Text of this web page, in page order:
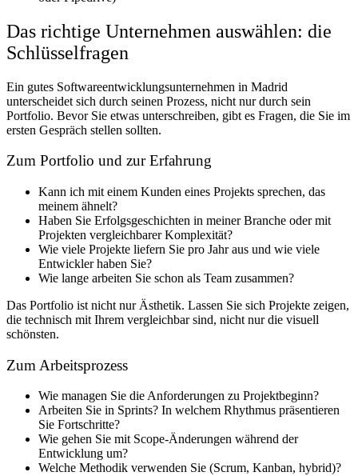
Das richtige Unternehmen auswählen: die
Schlüsselfragen
Ein gutes Softwareentwicklungsunternehmen in Madrid
unterscheidet sich durch seinen Prozess, nicht nur durch sein
Portfolio. Bevor Sie etwas unterschreiben, gibt es Fragen, die Sie im
ersten Gespräch stellen sollten.
Zum Portfolio und zur Erfahrung
Kann ich mit einem Kunden eines Projekts sprechen, das
meinem ähnelt?
Haben Sie Erfolgsgeschichten in meiner Branche oder mit
Projekten vergleichbarer Komplexität?
Wie viele Projekte liefern Sie pro Jahr aus und wie viele
Entwickler haben Sie?
Wie lange arbeiten Sie schon als Team zusammen?
Das Portfolio ist nicht nur Ästhetik. Lassen Sie sich Projekte zeigen,
die technisch mit Ihrem vergleichbar sind, nicht nur die visuell
schönsten.
Zum Arbeitsprozess
Wie managen Sie die Anforderungen zu Projektbeginn?
Arbeiten Sie in Sprints? In welchem Rhythmus präsentieren
Sie Fortschritte?
Wie gehen Sie mit Scope-Änderungen während der
Entwicklung um?
Welche Methodik verwenden Sie (Scrum, Kanban, hybrid)?